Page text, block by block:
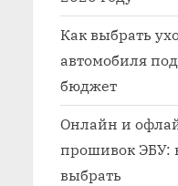
Как выбрать
автомобиля
бюджет
Онлайн и
прошивок ЭБУ:
выбрать